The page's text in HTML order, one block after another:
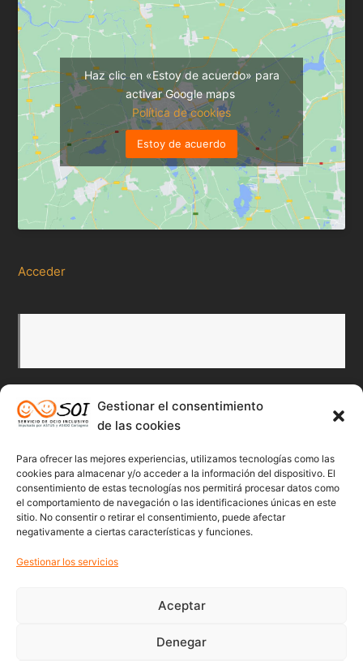
Gestionar el consentimiento
de las cookies
Para ofrecer las mejores experiencias, utilizamos tecnologías como las
cookies para almacenar y/o acceder a la información del dispositivo. El
consentimiento de estas tecnologías nos permitirá procesar datos como
el comportamiento de navegación o las identificaciones únicas en este
sitio. No consentir o retirar el consentimiento, puede afectar
negativamente a ciertas características y funciones.
Gestionar los servicios
Aceptar
Denegar
Haz clic en «Estoy de acuerdo» para
activar Google maps
Política de cookies
Estoy de acuerdo
Acceder
Redes Sociales
Twitter
Facebook
Youtube
© 2022 Soicartagena | Servicio de ocio inclusivo | diseño: